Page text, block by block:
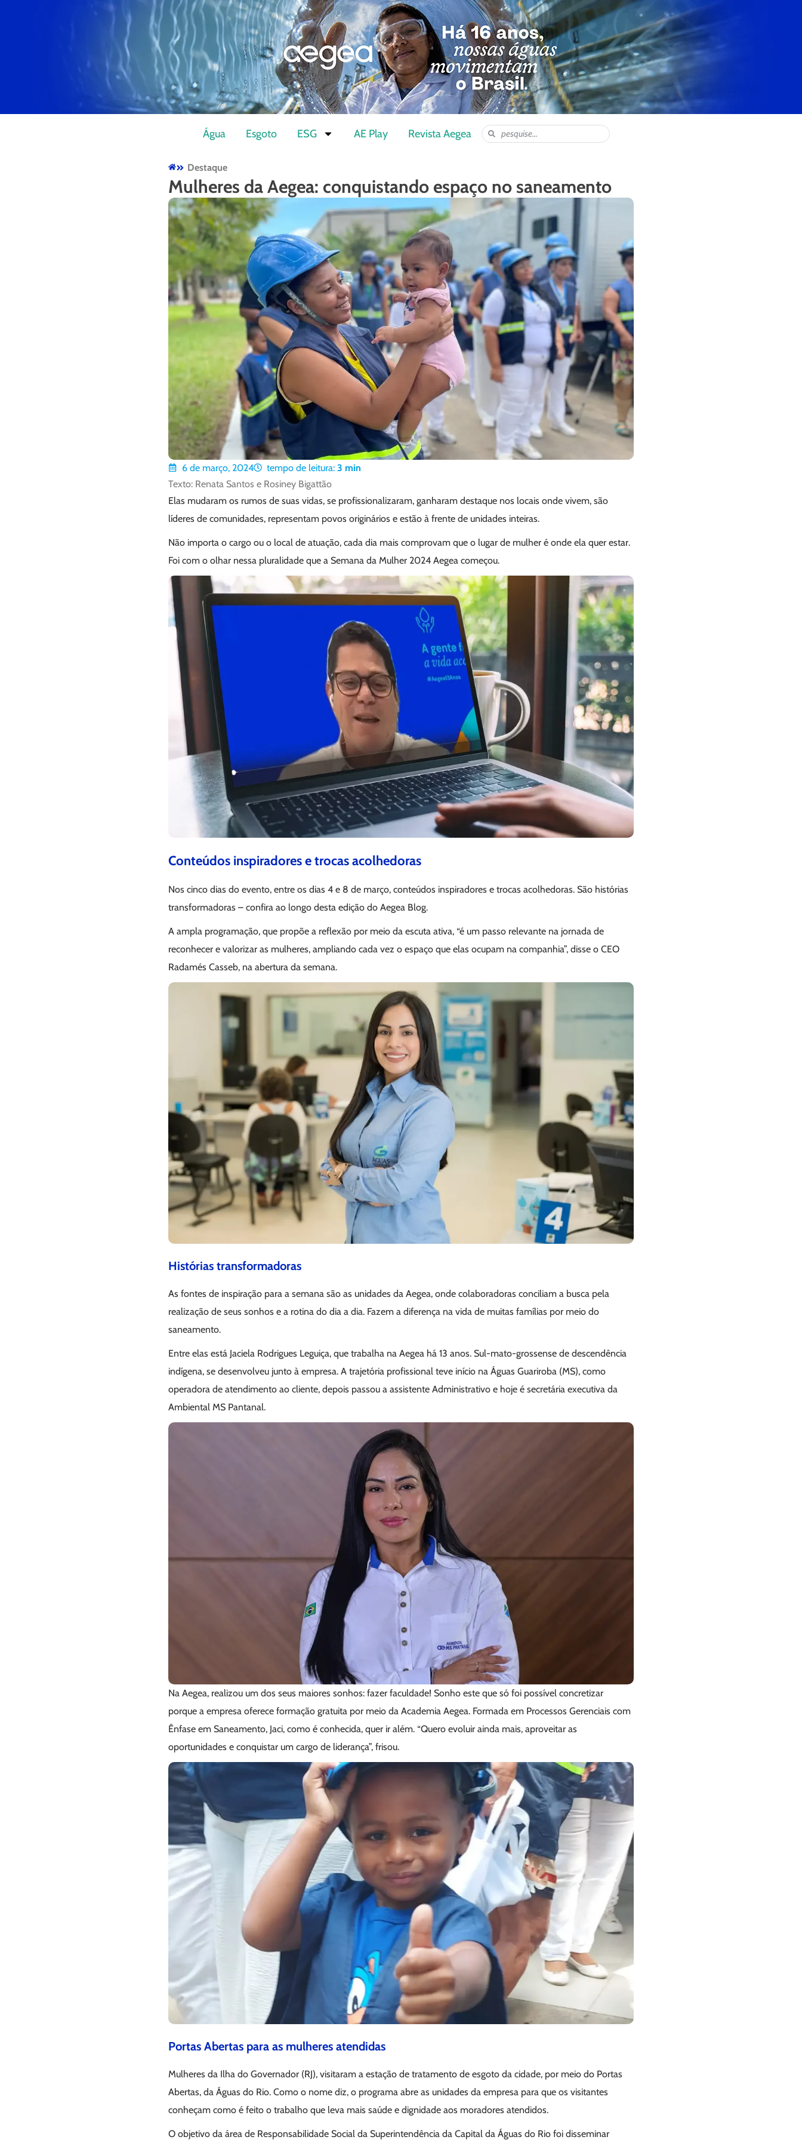
Água Esgoto ESG AE Play Revista Aegea
Destaque
Mulheres da Aegea: conquistando espaço no saneamento
6 de março, 2024 tempo de leitura: 3 min
Texto: Renata Santos e Rosiney Bigattão
Elas mudaram os rumos de suas vidas, se profissionalizaram, ganharam destaque nos locais onde vivem, são
líderes de comunidades, representam povos originários e estão à frente de unidades inteiras.
Não importa o cargo ou o local de atuação, cada dia mais comprovam que o lugar de mulher é onde ela quer estar.
Foi com o olhar nessa pluralidade que a Semana da Mulher 2024 Aegea começou.
Conteúdos inspiradores e trocas acolhedoras
Nos cinco dias do evento, entre os dias 4 e 8 de março, conteúdos inspiradores e trocas acolhedoras. São histórias
transformadoras – confira ao longo desta edição do Aegea Blog.
A ampla programação, que propõe a reflexão por meio da escuta ativa, “é um passo relevante na jornada de
reconhecer e valorizar as mulheres, ampliando cada vez o espaço que elas ocupam na companhia”, disse o CEO
Radamés Casseb, na abertura da semana.
Histórias transformadoras
As fontes de inspiração para a semana são as unidades da Aegea, onde colaboradoras conciliam a busca pela
realização de seus sonhos e a rotina do dia a dia. Fazem a diferença na vida de muitas famílias por meio do
saneamento.
Entre elas está Jaciela Rodrigues Leguiça, que trabalha na Aegea há 13 anos. Sul-mato-grossense de descendência
indígena, se desenvolveu junto à empresa. A trajetória profissional teve início na Águas Guariroba (MS), como
operadora de atendimento ao cliente, depois passou a assistente Administrativo e hoje é secretária executiva da
Ambiental MS Pantanal.
Na Aegea, realizou um dos seus maiores sonhos: fazer faculdade! Sonho este que só foi possível concretizar
porque a empresa oferece formação gratuita por meio da Academia Aegea. Formada em Processos Gerenciais com
Ênfase em Saneamento, Jaci, como é conhecida, quer ir além. “Quero evoluir ainda mais, aproveitar as
oportunidades e conquistar um cargo de liderança”, frisou.
Portas Abertas para as mulheres atendidas
Mulheres da Ilha do Governador (RJ), visitaram a estação de tratamento de esgoto da cidade, por meio do Portas
Abertas, da Águas do Rio. Como o nome diz, o programa abre as unidades da empresa para que os visitantes
conheçam como é feito o trabalho que leva mais saúde e dignidade aos moradores atendidos.
O objetivo da área de Responsabilidade Social da Superintendência da Capital da Águas do Rio foi disseminar